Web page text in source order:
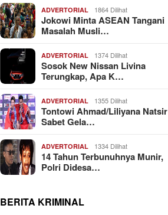
ADVERTORIAL 1864 Dilihat
Jokowi Minta ASEAN Tangani
Masalah Musli…
ADVERTORIAL 1374 Dilihat
Sosok New Nissan Livina
Terungkap, Apa K…
ADVERTORIAL 1355 Dilihat
Tontowi Ahmad/Liliyana Natsir
Sabet Gela…
ADVERTORIAL 1334 Dilihat
14 Tahun Terbunuhnya Munir,
Polri Didesa…
BERITA KRIMINAL